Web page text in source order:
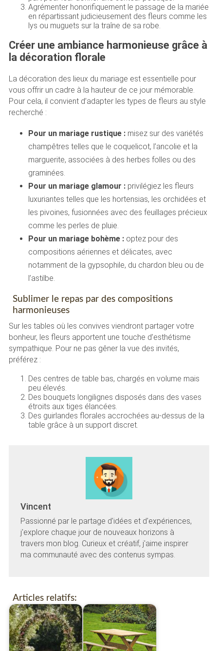
Agrémenter honorifiquement le passage de la mariée
en répartissant judicieusement des fleurs comme les
lys ou muguets sur la traîne de sa robe.
Créer une ambiance harmonieuse grâce à
la décoration florale
La décoration des lieux du mariage est essentielle pour
vous offrir un cadre à la hauteur de ce jour mémorable.
Pour cela, il convient d’adapter les types de fleurs au style
recherché :
Pour un mariage rustique :misez sur des variétés
champêtres telles que le coquelicot, l’ancolie et la
marguerite, associées à des herbes folles ou des
graminées.
Pour un mariage glamour :privilégiez les fleurs
luxuriantes telles que les hortensias, les orchidées et
les pivoines, fusionnées avec des feuillages précieux
comme les perles de pluie.
Pour un mariage bohème :optez pour des
compositions aériennes et délicates, avec
notamment de la gypsophile, du chardon bleu ou de
l’astilbe.
Sublimer le repas par des compositions
harmonieuses
Sur les tables où les convives viendront partager votre
bonheur, les fleurs apportent une touche d’esthétisme
sympathique. Pour ne pas gêner la vue des invités,
préférez :
Des centres de table bas, chargés en volume mais
peu élevés.
Des bouquets longilignes disposés dans des vases
étroits aux tiges élancées.
Des guirlandes florales accrochées au-dessus de la
table grâce à un support discret.
Vincent
Passionné par le partage d'idées et d'expériences,
j'explore chaque jour de nouveaux horizons à
travers mon blog. Curieux et créatif, j'aime inspirer
ma communauté avec des contenus sympas.
Articles relatifs: